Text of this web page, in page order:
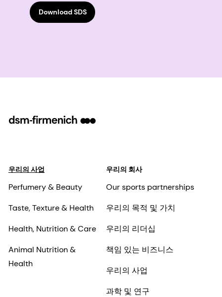
Download SDS
우리의 사업
Perfumery & Beauty
Taste, Texture & Health
Health, Nutrition & Care
Animal Nutrition &
Health
우리의 회사
Our sports partnerships
우리의 목적 및 가치
우리의 리더십
책임 있는 비즈니스
우리의 사업
과학 및 연구